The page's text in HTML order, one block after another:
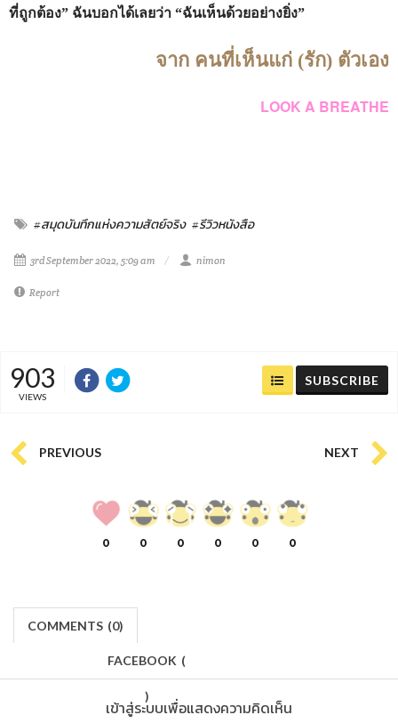
ที่ถูกต้อง” ฉันบอกได้เลยว่า “ฉันเห็นด้วยอย่างยิ่ง”
จาก คนที่เห็นแก่ (รัก) ตัวเอง
LOOK A BREATHE
#สมุดบันทึกแห่งความสัตย์จริง #รีวิวหนังสือ
3rd September 2022, 5:09 am nimon
Report
903
VIEWS
SUBSCRIBE
PREVIOUS NEXT
0 0 0 0 0 0
COMMENTS (0)
FACEBOOK (
)
เข้าสู่ระบบเพื่อแสดงความคิดเห็น